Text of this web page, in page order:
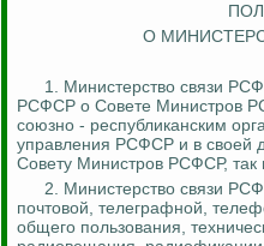
О
1. Министерство связи
РСФСР о Совете Министров
союзно - республиканским
управления РСФСР и в своей
Совету Министров РСФСР, так
2. Министерство связи
почтовой, телеграфной,
общего пользования,